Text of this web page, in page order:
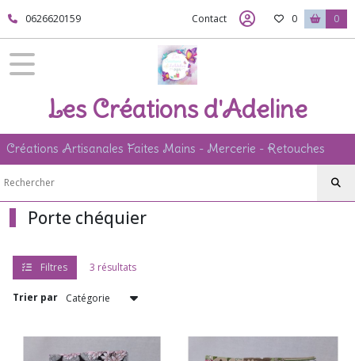
0626620159 Contact 0 0
Les Créations d'Adeline
Créations Artisanales Faites Mains - Mercerie - Retouches
Porte chéquier
Filtres 3 résultats
Trier par
Fermer
FILTRES
Accessoires
Porte
chéquier
les
résultats